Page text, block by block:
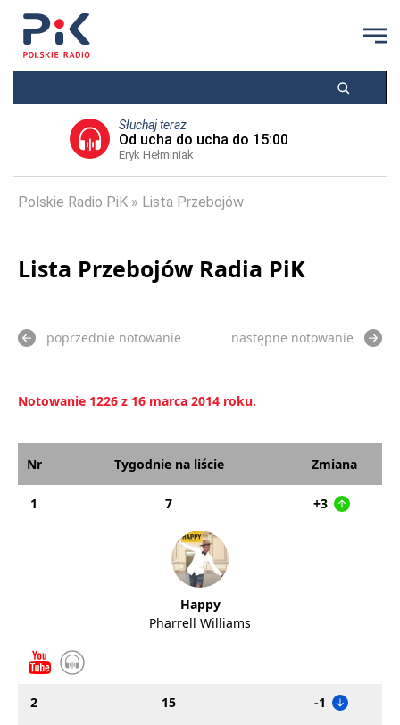
Słuchaj teraz
Od ucha do ucha do 15:00
Eryk Hełminiak
Polskie Radio PiK Lista Przebojów
Lista Przebojów Radia PiK
poprzednie notowanie następne notowanie
Notowanie 1226 z 16 marca 2014 roku.
Nr Tygodnie na liście Zmiana
1 7 +3
Happy
Pharrell Williams
2 15 -1